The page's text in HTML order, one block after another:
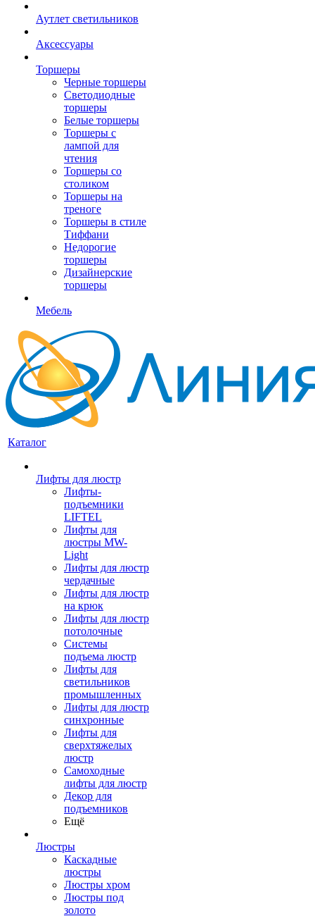
Аутлет светильников
Аксессуары
Торшеры
Черные торшеры
Светодиодные
торшеры
Белые торшеры
Торшеры с
лампой для
чтения
Торшеры со
столиком
Торшеры на
треноге
Торшеры в стиле
Тиффани
Недорогие
торшеры
Дизайнерские
торшеры
Мебель
Каталог
Лифты для люстр
Лифты-
подъемники
LIFTEL
Лифты для
люстры MW-
Light
Лифты для люстр
чердачные
Лифты для люстр
на крюк
Лифты для люстр
потолочные
Системы
подъема люстр
Лифты для
светильников
промышленных
Лифты для люстр
синхронные
Лифты для
сверхтяжелых
люстр
Самоходные
лифты для люстр
Декор для
подъемников
Ещё
Люстры
Каскадные
люстры
Люстры хром
Люстры под
золото